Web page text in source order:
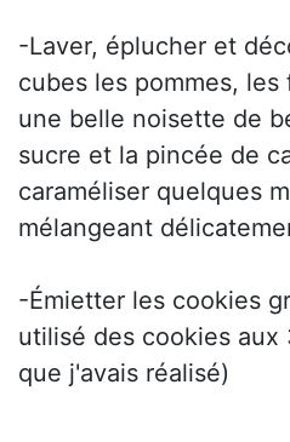
-Laver, éplucher et
cubes les pommes,
une belle noisette de
sucre et la pincée de
caraméliser quelques
mélangeant
-Émietter les cookies
utilisé des cookies aux
que j'avais réalisé)